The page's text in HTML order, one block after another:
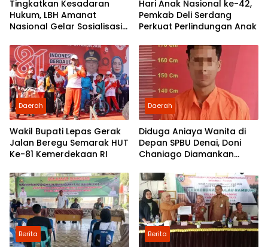
Tingkatkan Kesadaran
Hukum, LBH Amanat
Nasional Gelar Sosialisasi
Morawa
Hari Anak Nasional ke-42,
Pemkab Deli Serdang
Perkuat Perlindungan Anak
Daerah
Wakil Bupati Lepas Gerak
Jalan Beregu Semarak HUT
Ke-81 Kemerdekaan RI
Daerah
Diduga Aniaya Wanita di
Depan SPBU Denai, Doni
Chaniago Diamankan
Berita Berita